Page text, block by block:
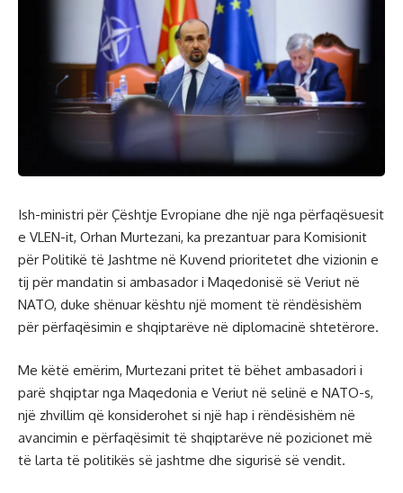
Ish-ministri për Çështje Evropiane dhe një nga përfaqësuesit
e VLEN-it, Orhan Murtezani, ka prezantuar para Komisionit
për Politikë të Jashtme në Kuvend prioritetet dhe vizionin e
tij për mandatin si ambasador i Maqedonisë së Veriut në
NATO, duke shënuar kështu një moment të rëndësishëm
për përfaqësimin e shqiptarëve në diplomacinë shtetërore.
Me këtë emërim, Murtezani pritet të bëhet ambasadori i
parë shqiptar nga Maqedonia e Veriut në selinë e NATO-s,
një zhvillim që konsiderohet si një hap i rëndësishëm në
avancimin e përfaqësimit të shqiptarëve në pozicionet më
të larta të politikës së jashtme dhe sigurisë së vendit.